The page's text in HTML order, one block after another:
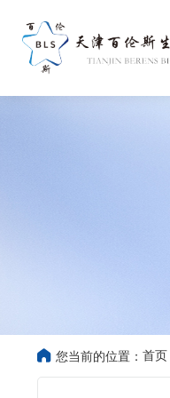
您当前的位置： 首页